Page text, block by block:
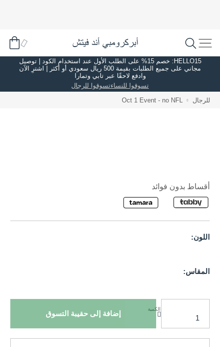
HELLO15: خصم 15% على الطلب الأول عند استخدام الكود | توصيل
مجاني على جميع الطلبات بقيمة 500 ريال سعودي أو أكثر | اشترِ الآن
وادفع لاحقًا عبر تابي وتمارا
تسوقوا للنساءتسوقوا للرجال
للرجال Oct 1 Event - no NFL
أقساط بدون فوائد
اللون:
المقاس:
الكمية
إضافة إلى حقيبة التسوق